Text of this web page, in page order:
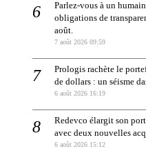
Parlez-vous à un
obligations de
août.
7 août 2026 09:59
Prologis rachète le
de dollars : un séisme
6 août 2026 16:19
Redevco élargit son
avec deux nouvelles
6 août 2026 15:12